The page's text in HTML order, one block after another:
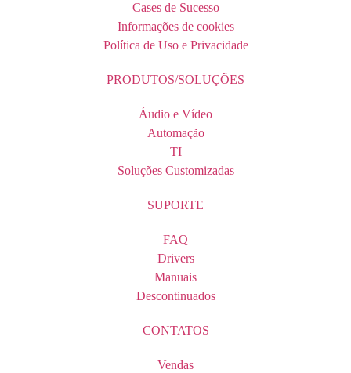
Cases de Sucesso
Informações de cookies
Política de Uso e Privacidade
PRODUTOS/SOLUÇÕES
Áudio e Vídeo
Automação
TI
Soluções Customizadas
SUPORTE
FAQ
Drivers
Manuais
Descontinuados
CONTATOS
Vendas